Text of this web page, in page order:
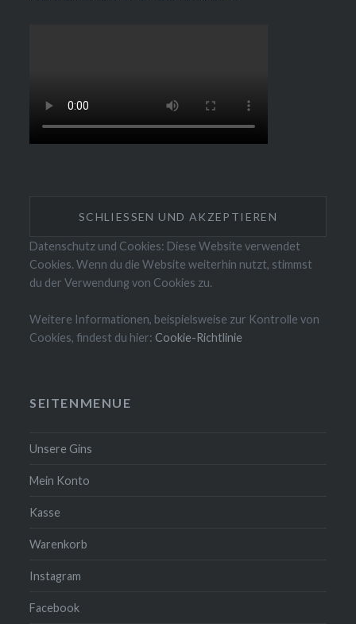
Datenschutz und Cookies: Diese Website verwendet
Cookies. Wenn du die Website weiterhin nutzt, stimmst
du der Verwendung von Cookies zu.
Weitere Informationen, beispielsweise zur Kontrolle von
Cookies, findest du hier: Cookie-Richtlinie
SEITENMENUE
Unsere Gins
Mein Konto
Kasse
Warenkorb
Instagram
Facebook